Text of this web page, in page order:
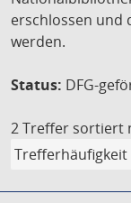
erschlossen und
werden.
Status: DFG-
2 Treffer sortiert